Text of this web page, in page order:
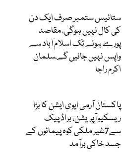
ستائیس ستمبر صرف ایک دن
کی کال نہیں ہوگی، مقاصد
پورے ہونے تک اسلام آباد سے
واپس نہیں جائیں گے،سلمان
اکرم راجا
پاکستان آرمی ایوی ایشن کا بڑا
ریسکیو آپریشن، براڈ پیک
سے7غیر ملکی کوہ پیمائوں کے
جسد خاکی برآمد